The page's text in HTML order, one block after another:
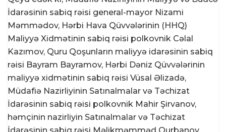
İdarəsinin sabiq rəisi general-mayor Nizami
Məmmədov, Hərbi Hava Qüvvələrinin (HHQ)
Maliyyə Xidmətinin sabiq rəisi polkovnik Cəlal
Kazımov, Quru Qoşunların maliyyə idarəsinin sabiq
rəisi Bayram Bayramov, Hərbi Dəniz Qüvvələrinin
maliyyə xidmətinin sabiq rəisi Vüsal Əlizadə,
Müdafiə Nazirliyinin Satınalmalar və Təchizat
İdarəsinin sabiq rəisi polkovnik Mahir Şirvanov,
həmçinin nazirliyin Satınalmalar və Təchizat